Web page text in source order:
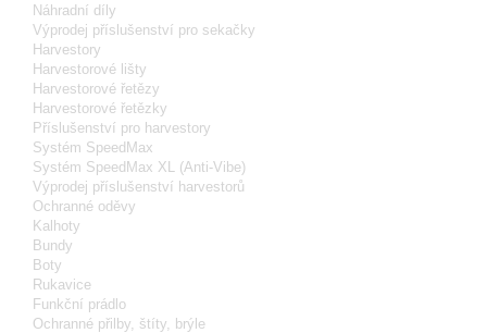
Náhradní díly
Výprodej příslušenství pro sekačky
Harvestory
Harvestorové lišty
Harvestorové řetězy
Harvestorové řetězky
Příslušenství pro harvestory
Systém SpeedMax
Systém SpeedMax XL (Anti-Vibe)
Výprodej příslušenství harvestorů
Ochranné oděvy
Kalhoty
Bundy
Boty
Rukavice
Funkční prádlo
Ochranné přilby, štíty, brýle